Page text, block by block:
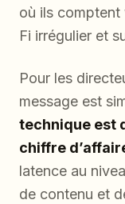
où ils comptent
Fi irrégulier et
Pour les
message est
technique est
chiffre
latence au
de contenu et